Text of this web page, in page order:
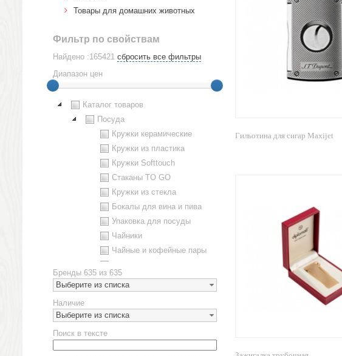
Гильотина для сигар Maxijet
Товары для домашних животных
Фильтр по свойствам
Найдено :165421 сбросить все фильтры
Диапазон цен
Каталог товаров
Посуда
Кружки керамические
Кружки из пластика
Кружки Softtouch
Стаканы TO GO
Кружки из стекла
Бокалы для вина и пива
Упаковка для посуды
Чайники
Чайные и кофейные пары
Наборы посуды
Предметы сервировки
Стаканы
Эко кружки
ЕВРОПОСУДА
Аксессуары
Бренды 635 из 635
Выберите из списка
Наличие
Выберите из списка
Поиск в тексте